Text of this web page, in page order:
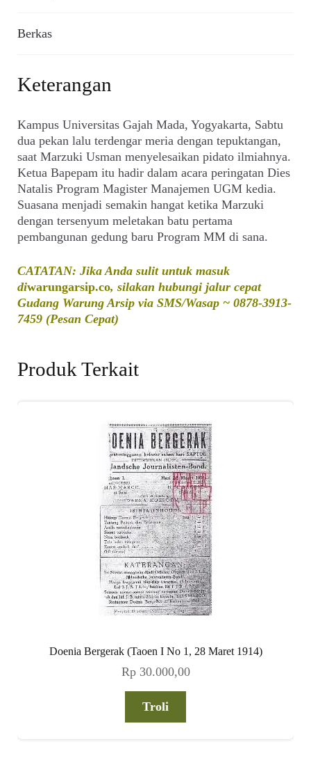
Berkas
Keterangan
Kampus Universitas Gajah Mada, Yogyakarta, Sabtu
dua pekan lalu terdengar meria dengan tepuktangan,
saat Marzuki Usman menyelesaikan pidato ilmiahnya.
Ketua Bapepam itu hadir dalam acara peringatan Dies
Natalis Program Magister Manajemen UGM kedia.
Suasana menjadi semakin hangat ketika Marzuki
dengan tersenyum meletakan batu pertama
pembangunan gedung baru Program MM di sana.
CATATAN: Jika Anda sulit untuk masuk
diwarungarsip.co, silakan hubungi jalur cepat
Gudang Warung Arsip via SMS/Wasap ~ 0878-3913-
7459 (Pesan Cepat)
Produk Terkait
Doenia Bergerak (Taoen I No 1, 28 Maret 1914)
Rp30.000,00
Troli